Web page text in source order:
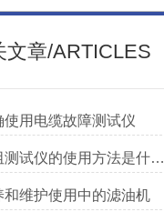
文章/ARTICLES
使用电缆故障测试仪
直流电阻测试仪的使用方法是什么？
和维护使用中的滤油机